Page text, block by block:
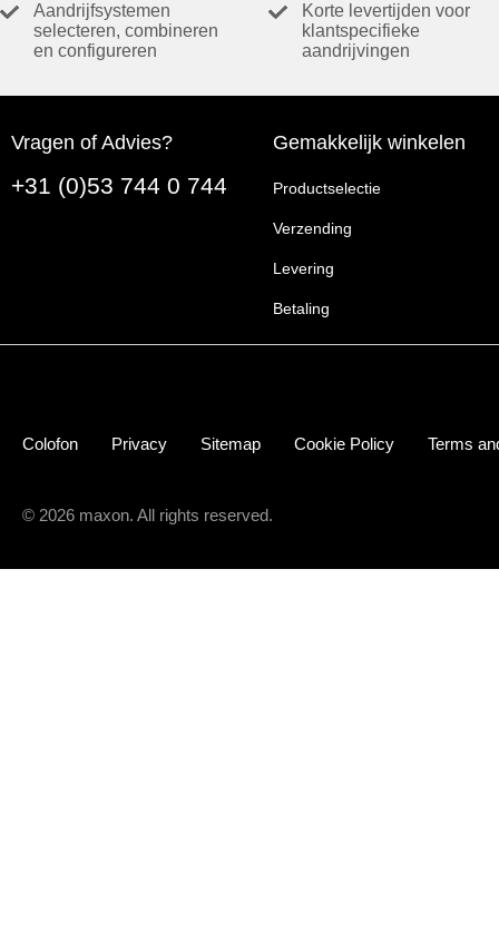
Aandrijfsystemen
selecteren, combineren
en configureren
Korte levertijden voor
klantspecifieke
aandrijvingen
Vragen of Advies?
+31 (0)53 744 0 744
Gemakkelijk winkelen
Productselectie
Verzending
Levering
Betaling
Colofon Privacy Sitemap Cookie Policy Terms
© 2026 maxon. All rights reserved.